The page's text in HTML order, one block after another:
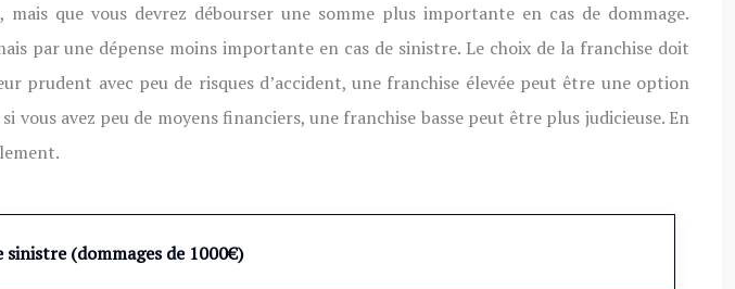
que vous devrez débourser une somme plus importante en cas de dommage.
par une dépense moins importante en cas de sinistre. Le choix de la franchise doit
prudent avec peu de risques d’accident, une franchise élevée peut être une option
avez peu de moyens financiers, une franchise basse peut être plus judicieuse. En
sinistre (dommages de 1000€)